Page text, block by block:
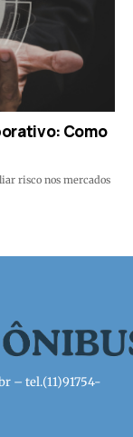
Como
risco nos mercados
– tel.(11)91754-